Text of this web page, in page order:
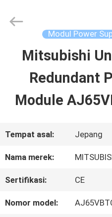
RUMAH
PRODUK
VIDEO
Wisdomlong
Modul Power
Mitsubishi
Redundant
Module
Tempat asal: Jepang
Nama merek:
Sertifikasi: CE
Nomor model: